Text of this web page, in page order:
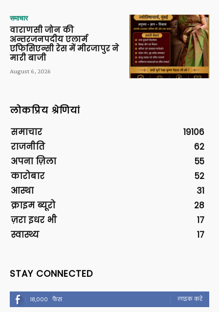
समाचार
वाराणसी जोन की
अन्तरजनपदीय एलार्म
एफिसिएन्सी रेस में मीरजापुर ने
मारी बाजी
August 6, 2026
लोकप्रिय श्रेणियां
समाचार
19106
राजनीति
62
अपना ज़िला
55
कारोबार
52
आस्था
31
क्राइम ब्यूरो
28
ज़रा इधर भी
17
स्वास्थ्य
17
STAY CONNECTED
18,000 फैंस लाइक करें